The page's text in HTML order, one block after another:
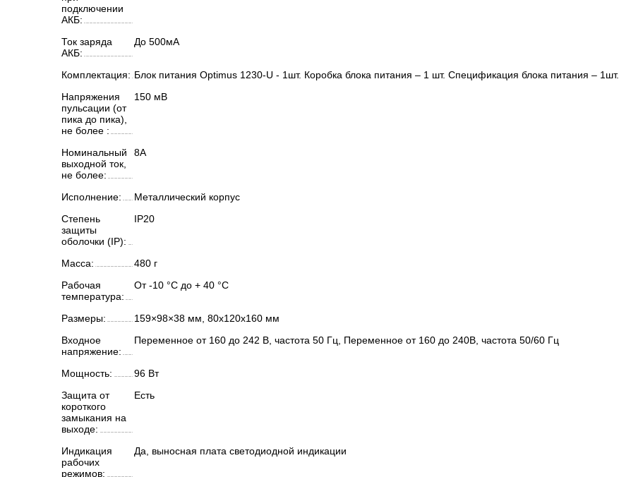
подключении
АКБ:
Ток заряда
АКБ:
До 500мА
Комплектация: Блок питания Optimus 1230-U - 1шт. Коробка блока питания – 1 шт. Спецификация блока питания – 1шт.
Напряжения
пульсации (от
пика до пика),
не более :
150 мВ
Номинальный
выходной ток,
не более:
8А
Исполнение:
Металлический корпус
Степень
защиты
оболочки (IP):
IP20
Масса:
480 г
Рабочая
температура:
От -10 °C до + 40 °C
Размеры:
159×98×38 мм, 80х120х160 мм
Входное
напряжение:
Переменное от 160 до 242 В, частота 50 Гц, Переменное от 160 до 240В, частота 50/60 Гц
Мощность:
96 Вт
Защита от
короткого
замыкания на
выходе:
Есть
Индикация
рабочих
режимов:
Да, выносная плата светодиодной индикации